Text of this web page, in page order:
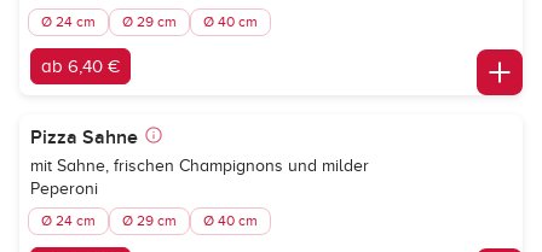
Ø 24 cm Ø 29 cm Ø 40 cm
ab 6,40 €
Pizza Sahne
mit Sahne, frischen Champignons und milder
Peperoni
Ø 24 cm Ø 29 cm Ø 40 cm